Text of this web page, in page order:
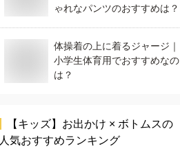
ゃれなパンツのおすすめは？
体操着の上に着るジャージ｜
小学生体育用でおすすめなの
は？
【キッズ】 お出かけ × ボトムスの
人気おすすめランキング